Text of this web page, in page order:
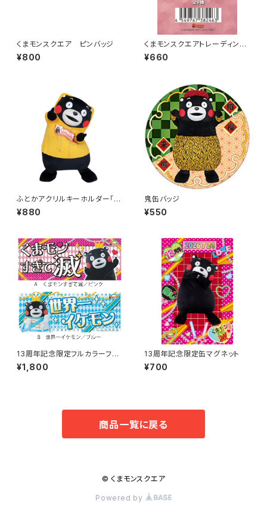
くまモンスクエア ピンバッジ
¥800
くまモンスクエアトレーディング
カード（3枚入り） Vol.1／ピンク
¥660
ふとかアクリルキーホルダー「黄
パーカー」
¥880
鬼缶バッジ
¥550
13周年記念限定フルカラーフェ
イスタオル
¥1,800
13周年記念限定缶マグネット
¥700
商品一覧に戻る
© くまモンスクエア
Powered by